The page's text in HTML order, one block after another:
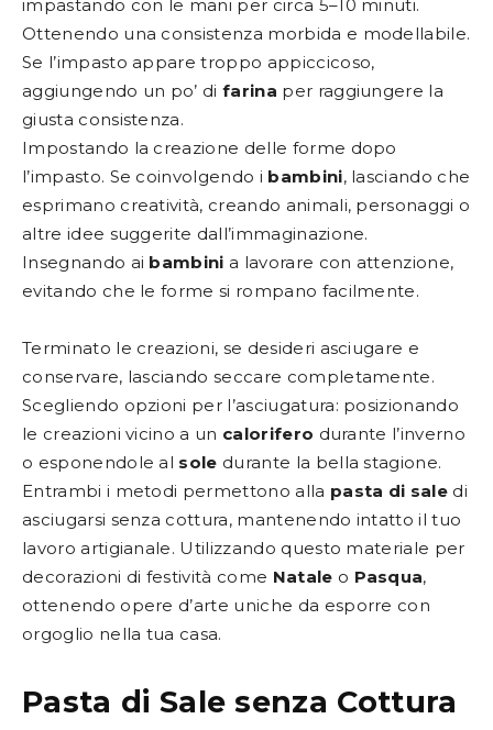
impastando con le mani per circa 5–10 minuti.
Ottenendo una consistenza morbida e modellabile.
Se l’impasto appare troppo appiccicoso,
aggiungendo un po’ difarina per raggiungere la
giusta consistenza.
Impostando la creazione delle forme dopo
l’impasto. Se coinvolgendo i bambini, lasciando che
esprimano creatività, creando animali, personaggi o
altre idee suggerite dall’immaginazione.
Insegnando ai bambini a lavorare con attenzione,
evitando che le forme si rompano facilmente.
Terminato le creazioni, se desideri asciugare e
conservare, lasciando seccare completamente.
Scegliendo opzioni per l’asciugatura: posizionando
le creazioni vicino a un calorifero durante l’inverno
o esponendole al sole durante la bella stagione.
Entrambi i metodi permettono alla pasta di sale di
asciugarsi senza cottura, mantenendo intatto il tuo
lavoro artigianale. Utilizzando questo materiale per
decorazioni di festività come Natale o Pasqua,
ottenendo opere d’arte uniche da esporre con
orgoglio nella tua casa.
Pasta di Sale senza Cottura